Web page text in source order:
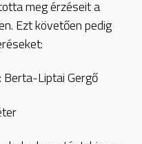
meg érzéseit a
Ezt követően pedig
Liptai Gergő